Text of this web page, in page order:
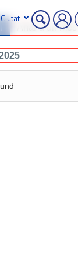
Anar a un mes